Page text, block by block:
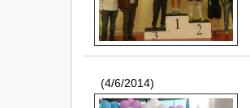
(4/6/2014)